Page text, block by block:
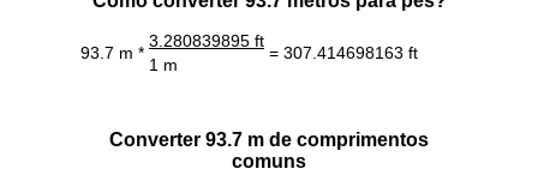
93.7 m *
3.280839895 ft
= 307.414698163 ft
1 m
Converter 93.7 m de comprimentos
comuns